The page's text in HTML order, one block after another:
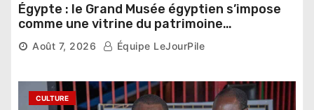
Égypte : le Grand Musée égyptien s’impose
comme une vitrine du patrimoine
pharaonique auprès des dirigeants
étrangers
Août 7, 2026 Équipe LeJourPile
CULTURE